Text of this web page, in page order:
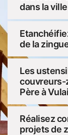
dans la
de la
Les
couvreurs-
Père à
Réalisez
projets de